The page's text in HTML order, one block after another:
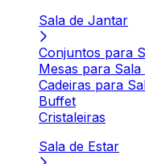
Sala de Jantar
Conjuntos para
Mesas para
Cadeiras para
Buffet
Cristaleiras
Sala de Estar